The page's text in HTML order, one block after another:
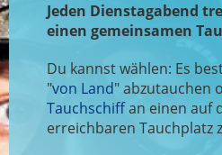
Jeden Dienstagabend
einen gemeinsamen
Du kannst wählen: Es
"von Land" abzutauchen
Tauchschiffan einen auf
erreichbaren Tauchplatz